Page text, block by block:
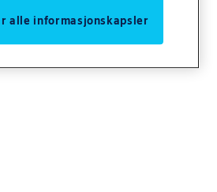
alle informasjonskapsler